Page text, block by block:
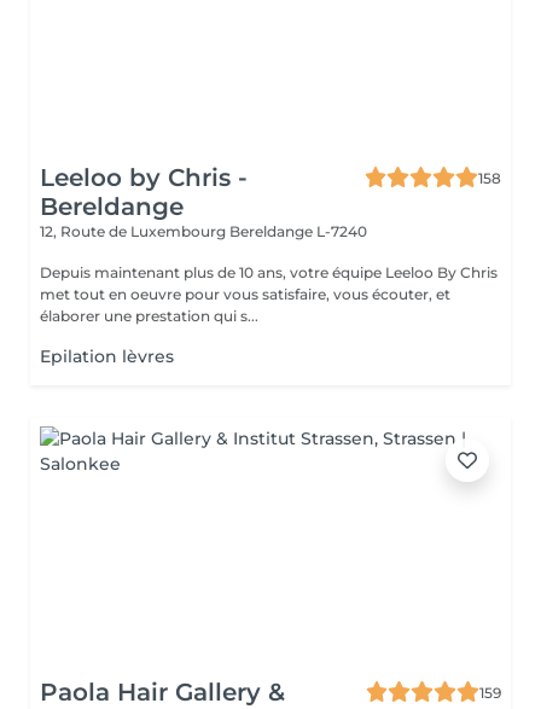
Leeloo by Chris -
Bereldange
158
12, Route de Luxembourg Bereldange L-7240
Depuis maintenant plus de 10 ans, votre équipe Leeloo By Chris
met tout en oeuvre pour vous satisfaire, vous écouter, et
élaborer une prestation qui s...
Epilation lèvres
Paola Hair Gallery &
159